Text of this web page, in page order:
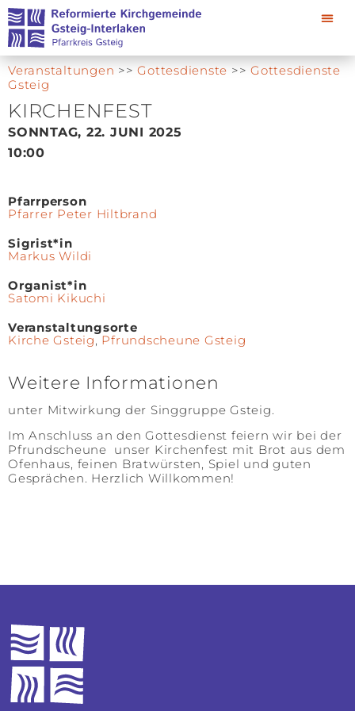
Veranstaltungen >>Gottesdienste >> Gottesdienste
Gsteig
KIRCHENFEST
SONNTAG, 22. JUNI 2025
10:00
Pfarrperson
Pfarrer Peter Hiltbrand
Sigrist*in
Markus Wildi
Organist*in
Satomi Kikuchi
Veranstaltungsorte
Kirche Gsteig, Pfrundscheune Gsteig
Weitere Informationen
unter Mitwirkung der Singgruppe Gsteig.
Im Anschluss an den Gottesdienst feiern wir bei der
Pfrundscheune unser Kirchenfest mit Brot aus dem
Ofenhaus, feinen Bratwürsten, Spiel und guten
Gesprächen. Herzlich Willkommen!